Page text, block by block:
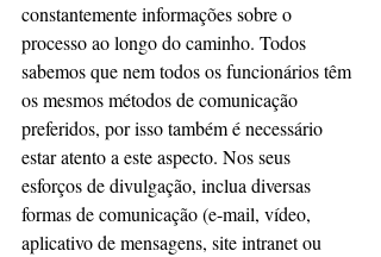
constantemente informações sobre o
processo ao longo do caminho. Todos
sabemos que nem todos os funcionários têm
os mesmos métodos de comunicação
preferidos, por isso também é necessário
estar atento a este aspecto. Nos seus
esforços de divulgação, inclua diversas
formas de comunicação (e-mail, vídeo,
aplicativo de mensagens, site intranet ou